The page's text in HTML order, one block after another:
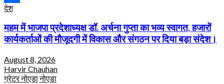
Share
देश
महम में भाजपा प्रदेशाध्यक्ष डॉ. अर्चना गुप्ता का भव्य स्वागत, हजारों
कार्यकर्ताओं की मौजूदगी में विकास और संगठन पर दिया बड़ा संदेश।
August 8, 2026
Harvir Chauhan
ग्रेटर नोएडानोएडा